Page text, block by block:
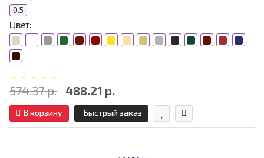
0.5
Цвет:
574.37 р. 488.21 р.
В корзину Быстрый заказ